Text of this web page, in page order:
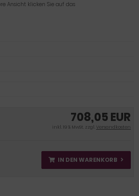
Ansicht klicken Sie auf das
708,05 EUR
inkl. 19 % MwSt. zzgl.Versandkosten
IN DEN WARENKORB